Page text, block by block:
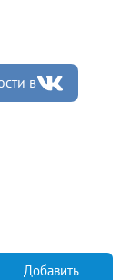
в
Добавить